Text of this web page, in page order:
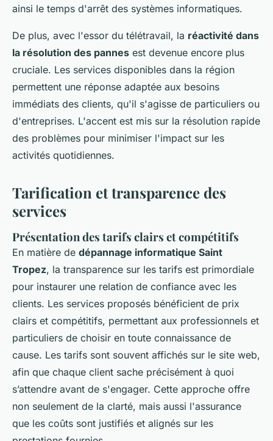
ainsi le temps d'arrêt des systèmes informatiques.
De plus, avec l'essor du télétravail, la réactivité dans
la résolution des pannes est devenue encore plus
cruciale. Les services disponibles dans la région
permettent une réponse adaptée aux besoins
immédiats des clients, qu'il s'agisse de particuliers ou
d'entreprises. L'accent est mis sur la résolution rapide
des problèmes pour minimiser l'impact sur les
activités quotidiennes.
Tarification et transparence des
services
Présentation des tarifs clairs et compétitifs
En matière de dépannage informatique Saint
Tropez, la transparence sur les tarifs est primordiale
pour instaurer une relation de confiance avec les
clients. Les services proposés bénéficient de prix
clairs et compétitifs, permettant aux professionnels et
particuliers de choisir en toute connaissance de
cause. Les tarifs sont souvent affichés sur le site web,
afin que chaque client sache précisément à quoi
s’attendre avant de s'engager. Cette approche offre
non seulement de la clarté, mais aussi l'assurance
que les coûts sont justifiés et alignés sur les